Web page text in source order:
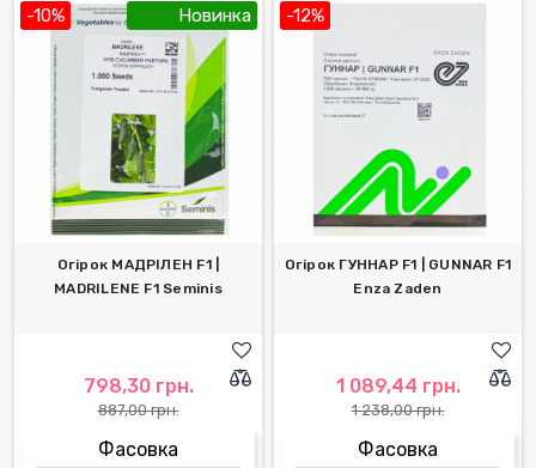
-10% Новинка
Огірок МАДРІЛЕН F1 |
MADRILENE F1 Seminis
798,30 грн.
887,00 грн.
Фасовка
-12%
Огірок ГУННАР F1 | GUNNAR F1
Enza Zaden
1 089,44 грн.
1 238,00 грн.
Фасовка